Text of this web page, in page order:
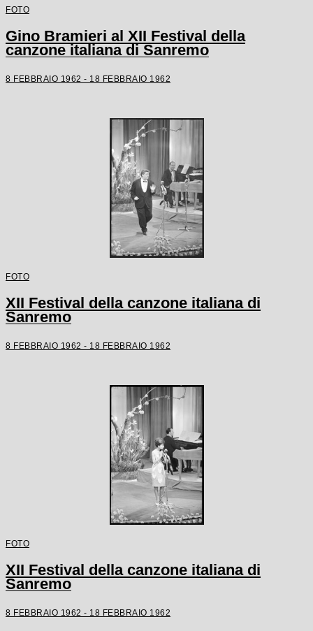
FOTO
Gino Bramieri al XII Festival della
canzone italiana di Sanremo
8 FEBBRAIO 1962 - 18 FEBBRAIO 1962
FOTO
XII Festival della canzone italiana di
Sanremo
8 FEBBRAIO 1962 - 18 FEBBRAIO 1962
FOTO
XII Festival della canzone italiana di
Sanremo
8 FEBBRAIO 1962 - 18 FEBBRAIO 1962